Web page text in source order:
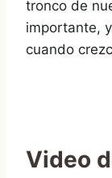
tronco de
importante,
cuando
Video